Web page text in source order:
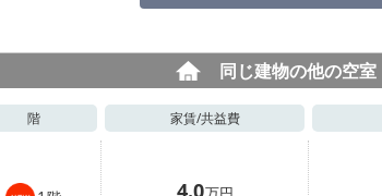
同じ建物の他の空室
階 家賃/共益費
4.0